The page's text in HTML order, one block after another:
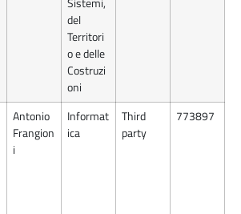
del
Territori
o e delle
Costruzi
oni
Antonio
Frangion
i
Informat
ica
Third
party
773897